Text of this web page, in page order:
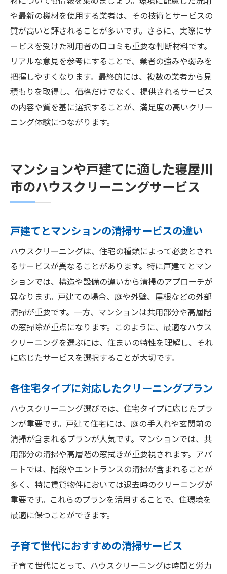
や最新の機材を使用する業者は、その技術とサービスの
質が高いと評されることが多いです。さらに、実際にサ
ービスを受けた利用者の口コミも重要な判断材料です。
リアルな意見を参考にすることで、業者の強みや弱みを
把握しやすくなります。最終的には、複数の業者から見
積もりを取得し、価格だけでなく、提供されるサービス
の内容や質を基に選択することが、満足度の高いクリー
ニング体験につながります。
マンションや戸建てに適した寝屋川
市のハウスクリーニングサービス
戸建てとマンションの清掃サービスの違い
ハウスクリーニングは、住宅の種類によって必要とされ
るサービスが異なることがあります。特に戸建てとマン
ションでは、構造や設備の違いから清掃のアプローチが
異なります。戸建ての場合、庭や外壁、屋根などの外部
清掃が重要です。一方、マンションは共用部分や高層階
の窓掃除が重点になります。このように、最適なハウス
クリーニングを選ぶには、住まいの特性を理解し、それ
に応じたサービスを選択することが大切です。
各住宅タイプに対応したクリーニングプラン
ハウスクリーニング選びでは、住宅タイプに応じたプラ
ンが重要です。戸建て住宅には、庭の手入れや玄関前の
清掃が含まれるプランが人気です。マンションでは、共
用部分の清掃や高層階の窓拭きが重要視されます。アパ
ートでは、階段やエントランスの清掃が含まれることが
多く、特に賃貸物件においては退去時のクリーニングが
重要です。これらのプランを活用することで、住環境を
最適に保つことができます。
子育て世代におすすめの清掃サービス
子育て世代にとって、ハウスクリーニングは時間と労力